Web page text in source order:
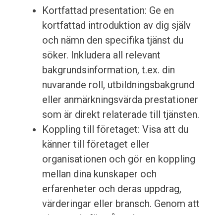
Kortfattad presentation: Ge en
kortfattad introduktion av dig själv
och nämn den specifika tjänst du
söker. Inkludera all relevant
bakgrundsinformation, t.ex. din
nuvarande roll, utbildningsbakgrund
eller anmärkningsvärda prestationer
som är direkt relaterade till tjänsten.
Koppling till företaget: Visa att du
känner till företaget eller
organisationen och gör en koppling
mellan dina kunskaper och
erfarenheter och deras uppdrag,
värderingar eller bransch. Genom att